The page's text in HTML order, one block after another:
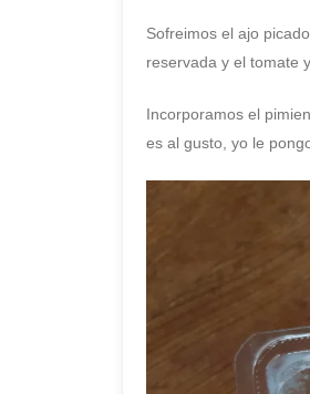
Sofreimos el ajo
reservada y el tomate
Incorporamos el
es al gusto, yo le